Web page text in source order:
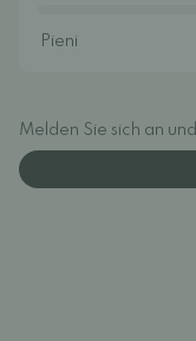
Melden Sie sich an